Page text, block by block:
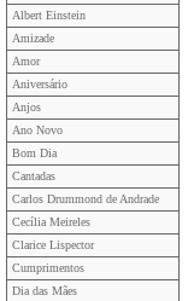
Albert Einstein
Amizade
Amor
Aniversário
Anjos
Ano Novo
Bom Dia
Cantadas
Carlos Drummond de Andrade
Cecília Meireles
Clarice Lispector
Cumprimentos
Dia das Mães